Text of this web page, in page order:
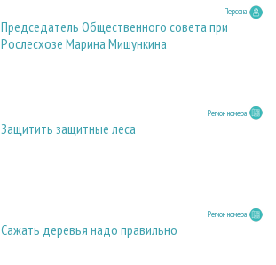
Персона
Председатель Общественного совета при
Рослесхозе Марина Мишункина
Регион номера
Защитить защитные леса
Регион номера
Сажать деревья надо правильно